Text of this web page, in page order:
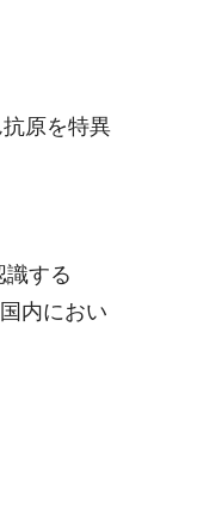
原を特異
する
内におい